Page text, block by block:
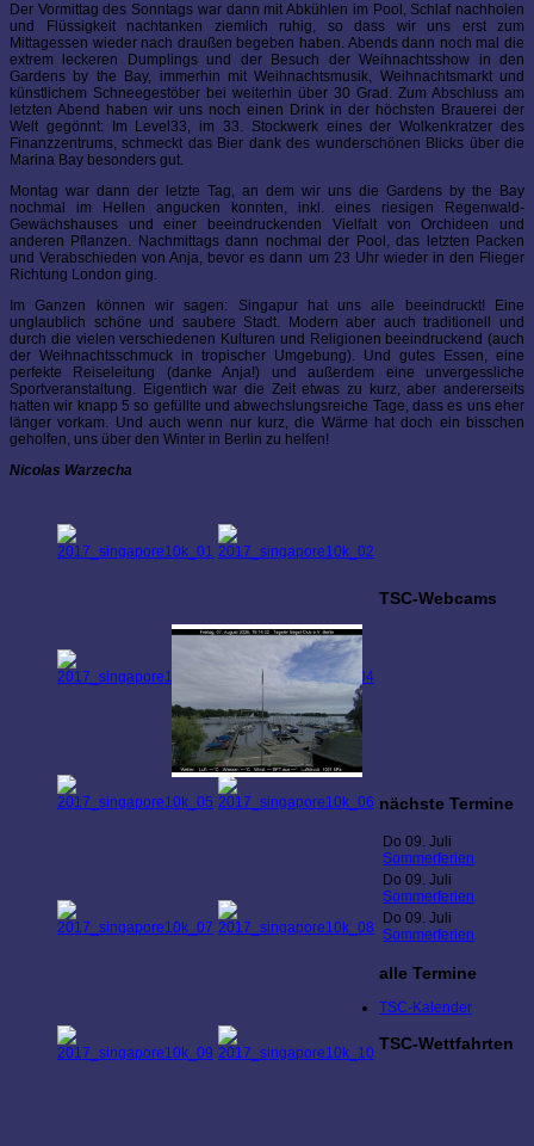
Der Vormittag des Sonntags war dann mit Abkühlen im Pool, Schlaf nachholen
und Flüssigkeit nachtanken ziemlich ruhig, so dass wir uns erst zum
Mittagessen wieder nach draußen begeben haben. Abends dann noch mal die
extrem leckeren Dumplings und der Besuch der Weihnachtsshow in den
Gardens by the Bay, immerhin mit Weihnachtsmusik, Weihnachtsmarkt und
künstlichem Schneegestöber bei weiterhin über 30 Grad. Zum Abschluss am
letzten Abend haben wir uns noch einen Drink in der höchsten Brauerei der
Welt gegönnt: Im Level33, im 33. Stockwerk eines der Wolkenkratzer des
Finanzzentrums, schmeckt das Bier dank des wunderschönen Blicks über die
Marina Bay besonders gut.
Montag war dann der letzte Tag, an dem wir uns die Gardens by the Bay
nochmal im Hellen angucken konnten, inkl. eines riesigen Regenwald-
Gewächshauses und einer beeindruckenden Vielfalt von Orchideen und
anderen Pflanzen. Nachmittags dann nochmal der Pool, das letzten Packen
und Verabschieden von Anja, bevor es dann um 23 Uhr wieder in den Flieger
Richtung London ging.
Im Ganzen können wir sagen: Singapur hat uns alle beeindruckt! Eine
unglaublich schöne und saubere Stadt. Modern aber auch traditionell und
durch die vielen verschiedenen Kulturen und Religionen beeindruckend (auch
der Weihnachtsschmuck in tropischer Umgebung). Und gutes Essen, eine
perfekte Reiseleitung (danke Anja!) und außerdem eine unvergessliche
Sportveranstaltung. Eigentlich war die Zeit etwas zu kurz, aber andererseits
hatten wir knapp 5 so gefüllte und abwechslungsreiche Tage, dass es uns eher
länger vorkam. Und auch wenn nur kurz, die Wärme hat doch ein bisschen
geholfen, uns über den Winter in Berlin zu helfen!
Nicolas Warzecha
TSC-Webcams
nächste Termine
Do 09. Juli
Sommerferien
Do 09. Juli
Sommerferien
Do 09. Juli
Sommerferien
alle Termine
TSC-Kalender
TSC-Wettfahrten